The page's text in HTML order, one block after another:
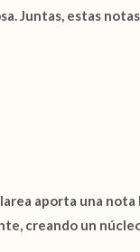
Juntas, estas
aporta una
creando un